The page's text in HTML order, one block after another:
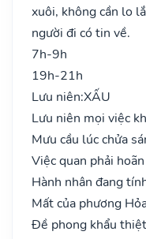
xuôi, không cần lo
người đi có tin về.
7h-9h
19h-21h
Lưu niên:XẤU
Lưu niên mọi việc
Mưu cầu lúc chửa
Việc quan phải
Hành nhân đang
Mất của phương
Đề phong khẩu